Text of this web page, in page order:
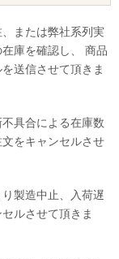
または弊社系列実
庫を確認し、 商品
送信させて頂きま
具合による在庫数
をキャンセルさせ
製造中止、入荷遅
ルさせて頂きま